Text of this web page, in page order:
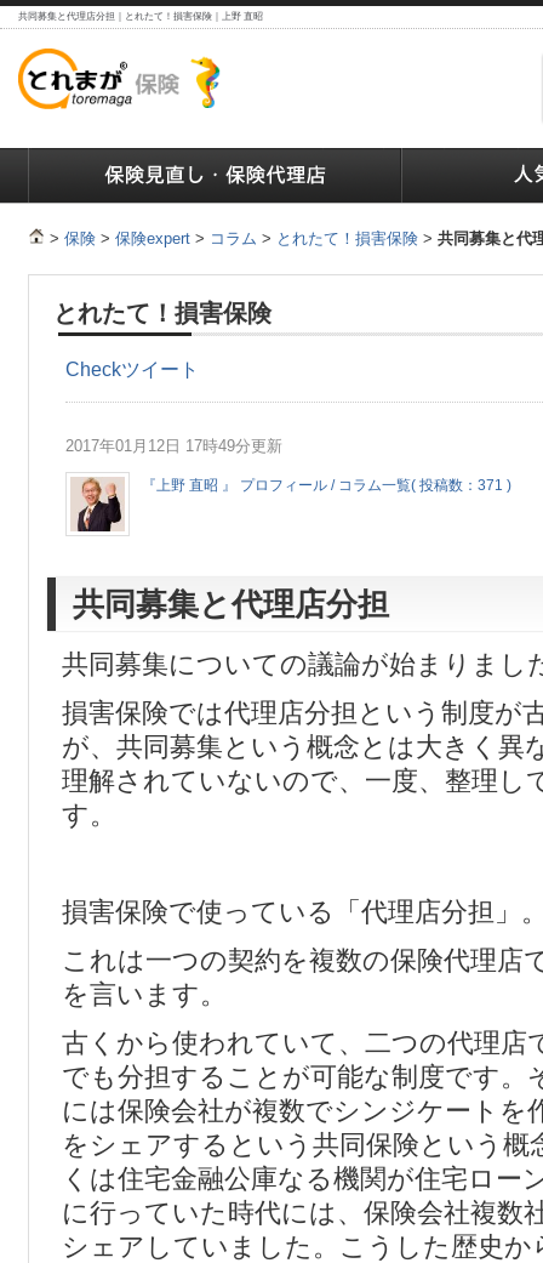
共同募集と代理店分担｜とれたて！損害保険｜上野 直昭
> 保険 > 保険expert > コラム > とれたて！損害保険 > 共同募集と代
とれたて！損害保険
Checkツイート
2017年01月12日 17時49分更新
『上野 直昭 』 プロフィール / コラム一覧( 投稿数：371 )
共同募集と代理店分担
共同募集についての議論が始まりまし
損害保険では代理店分担という制度が
が、共同募集という概念とは大きく異
理解されていないので、一度、整理し
す。
損害保険で使っている「代理店分担」
これは一つの契約を複数の保険代理店
を言います。
古くから使われていて、二つの代理店
でも分担することが可能な制度です。
には保険会社が複数でシンジケートを
をシェアするという共同保険という概
くは住宅金融公庫なる機関が住宅ロー
に行っていた時代には、保険会社複数
シェアしていました。こうした歴史か